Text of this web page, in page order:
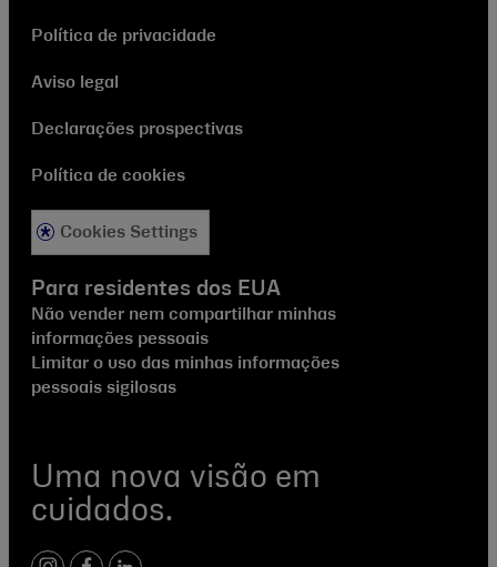
Uma nova visão em
cuidados.
Política de privacidade
Aviso legal
Declarações prospectivas
Política de cookies
Cookies Settings
Para residentes dos EUA
Não vender nem compartilhar minhas
informações pessoais
Limitar o uso das minhas informações
pessoais sigilosas